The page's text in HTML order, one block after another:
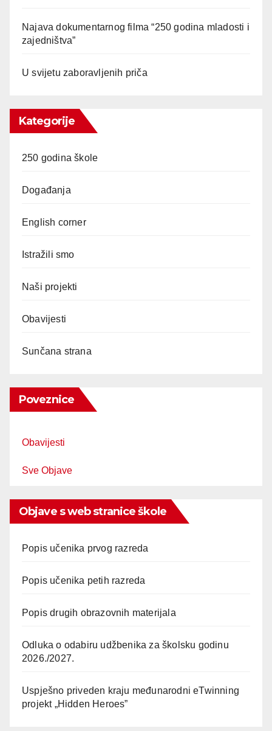
Najava dokumentarnog filma “250 godina mladosti i
zajedništva”
U svijetu zaboravljenih priča
Kategorije
250 godina škole
Događanja
English corner
Istražili smo
Naši projekti
Obavijesti
Sunčana strana
Poveznice
Obavijesti
Sve Objave
Objave s web stranice škole
Popis učenika prvog razreda
Popis učenika petih razreda
Popis drugih obrazovnih materijala
Odluka o odabiru udžbenika za školsku godinu
2026./2027.
Uspješno priveden kraju međunarodni eTwinning
projekt „Hidden Heroes”